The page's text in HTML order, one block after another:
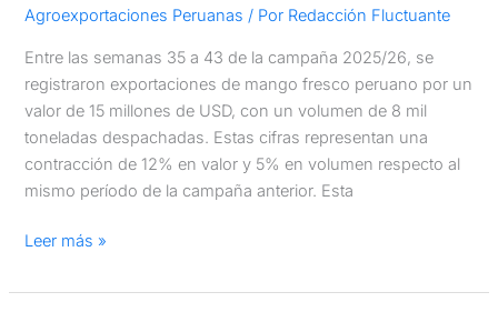
Agroexportaciones Peruanas / Por Redacción Fluctuante
Entre las semanas 35 a 43 de la campaña 2025/26, se
registraron exportaciones de mango fresco peruano por un
valor de 15 millones de USD, con un volumen de 8 mil
toneladas despachadas. Estas cifras representan una
contracción de 12% en valor y 5% en volumen respecto al
mismo período de la campaña anterior. Esta
Leer más »